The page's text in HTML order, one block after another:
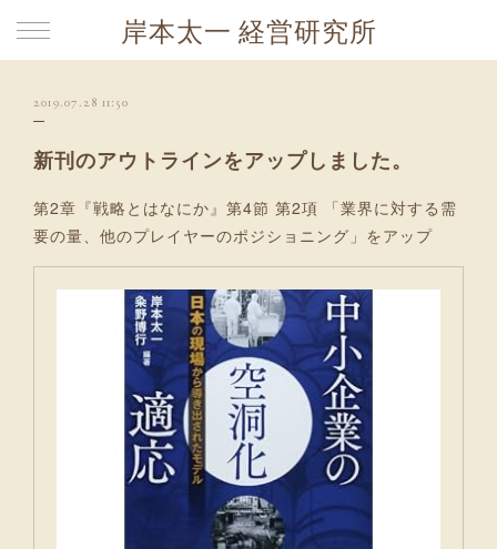
岸本太一 経営研究所
2019.07.28 11:50
新刊のアウトラインをアップしました。
第2章『戦略とはなにか』第4節 第2項 「業界に対する需
要の量、他のプレイヤーのポジショニング」をアップ